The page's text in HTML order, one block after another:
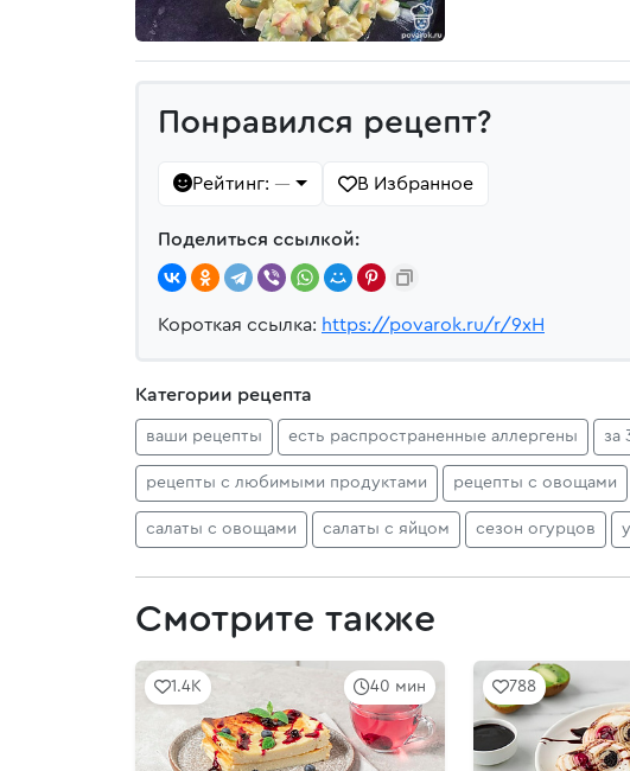
Понравился рецепт?
Рейтинг: — В Избранное
Поделиться ссылкой:
Короткая ссылка: https://povarok.ru/r/9xH
Категории рецепта
ваши рецепты есть распространенные аллергены за
рецепты с любимыми продуктами рецепты с овощами
салаты с овощами салаты с яйцом сезон огурцов
Смотрите также
40 мин
1.4K 788